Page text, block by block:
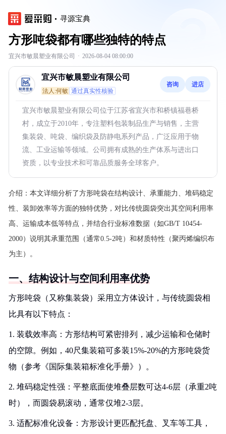
寻源宝典
方形吨袋都有哪些独特的特点
宜兴市敏晨塑业有限公司 · 2026-08-04 08:00:00
宜兴市敏晨塑业有限公司
法人:何敏 通过真实性核验
咨询 进店
宜兴市敏晨塑业有限公司位于江苏省宜兴市和桥镇福巷桥
村，成立于2010年，专注塑料包装制品生产与销售，主营
集装袋、吨袋、编织袋及防静电系列产品，广泛应用于物
流、工业运输等领域。公司拥有成熟的生产体系与进出口
资质，以专业技术和可靠品质服务全球客户。
介绍： 本文详细分析了方形吨袋在结构设计、承重能力、堆码稳定
性、装卸效率等方面的独特优势，对比传统圆袋突出其空间利用率
高、运输成本低等特点，并结合行业标准数据（如GB/T 10454-
2000）说明其承重范围（通常0.5-2吨）和材质特性（聚丙烯编织布
为主）。
一、结构设计与空间利用率优势
方形吨袋（又称集装袋）采用立方体设计，与传统圆袋相
比具有以下特点：
1. 装载效率高：方形结构可紧密排列，减少运输和仓储时
的空隙。例如，40尺集装箱可多装15%-20%的方形吨袋货
物（参考《国际集装箱标准化手册》）。
2. 堆码稳定性强：平整底面使堆叠层数可达4-6层（承重2吨
时），而圆袋易滚动，通常仅堆2-3层。
3. 适配标准化设备：方形设计更匹配托盘、叉车等工具，